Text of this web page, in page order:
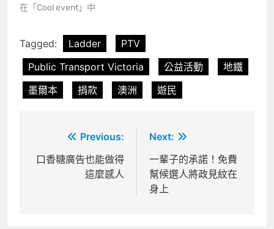
在「Cool event」中
Tagged: Ladder
PTV
Public Transport Victoria
公益活動
地鐵
墨爾本
捐款 澳洲 遊民
章
Previous:
口香糖廣告也能做得
這麼感人
Next:
一輩子的承諾！免費
幫候選人將政見紋在
身上